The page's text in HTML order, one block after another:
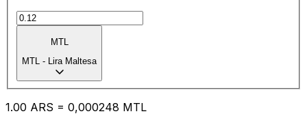
MTL
MTL - Lira Maltesa
1.00 ARS = 0,000248 MTL